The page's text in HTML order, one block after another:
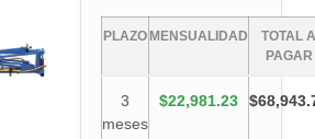
PLAZO MENSUALIDAD
TOTAL A
PAGAR
3
meses
$22,981.23